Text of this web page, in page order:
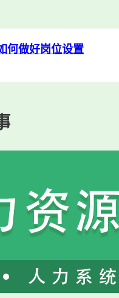
何做好岗位设置